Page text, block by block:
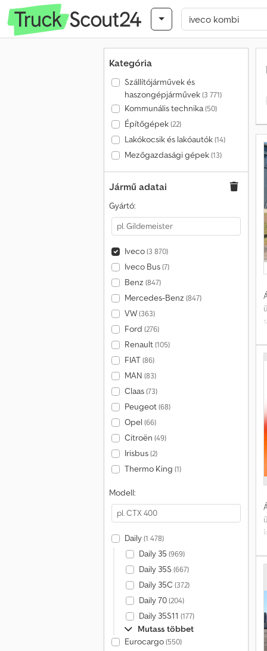
Kategória
Szállítójárművek és
haszongépjárművek(3 771)
Kommunális technika(50)
Építőgépek(22)
Lakókocsik és lakóautók(14)
Mezőgazdasági gépek(13)
Jármű adatai
Gyártó:
Iveco(3 870)
Iveco Bus(7)
Benz (847)
Mercedes-Benz (847)
VW(363)
Ford (276)
Renault(105)
FIAT(86)
MAN (83)
Claas(73)
Peugeot(68)
Opel (66)
Citroën (49)
Irisbus(2)
Thermo King (1)
Modell:
Daily(1 478)
Daily 35 (969)
Daily 35S (667)
Daily 35C (372)
Daily 70(204)
Daily 35S11 (177)
Mutass többet
Eurocargo(550)